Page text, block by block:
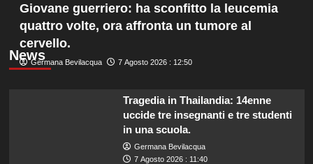
News
Giovane guerriero: ha sconfitto la leucemia
quattro volte, ora affronta un tumore al
cervello.
Germana Bevilacqua 7 Agosto 2026 : 12:50
Tragedia in Thailandia: 14enne
uccide tre insegnanti e tre studenti
in una scuola.
Germana Bevilacqua
7 Agosto 2026 : 11:40